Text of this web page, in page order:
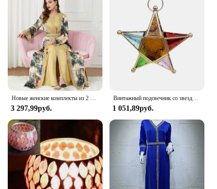
Новые женские комплекты из 2 предметов, летняя одежда с разрезом по подолу, золотой атласный пояс с v-образным вырезом, халат с вышивкой, арабское платье, марокканский кафтан, женское платье
3 297,99руб.
Винтажный подсвечник со звездами, стеклянный фонарь, подвесные украшения, лампа в марокканском стиле, Европейский Свадебный декор, стекло
1 051,89руб.